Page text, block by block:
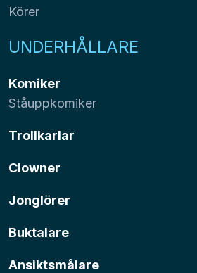
Körer
UNDERHÅLLARE
Komiker
Ståuppkomiker
Trollkarlar
Clowner
Jonglörer
Buktalare
Ansiktsmålare